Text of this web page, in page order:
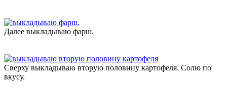
Далее выкладываю фарш.
Сверху выкладываю вторую половину картофеля. Солю по
вкусу.